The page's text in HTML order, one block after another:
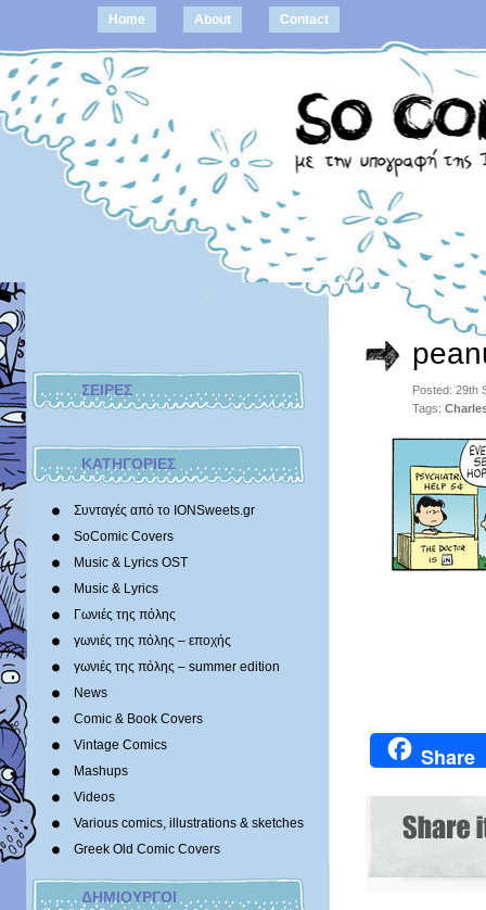
Home About Contact
ΣΕΙΡΕΣ
ΚΑΤΗΓΟΡΙΕΣ
Συνταγές από το IONSweets.gr
SoComic Covers
Music & Lyrics OST
Music & Lyrics
Γωνιές της πόλης
γωνιές της πόλης – εποχής
γωνιές της πόλης – summer edition
News
Comic & Book Covers
Vintage Comics
Mashups
Videos
Various comics, illustrations & sketches
Greek Old Comic Covers
ΔΗΜΙΟΥΡΓΟΙ
Posted: 29th
Tags:
Share